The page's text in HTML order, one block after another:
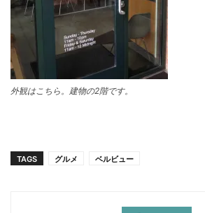
外観はこちら。建物の2階です。
TAGS グルメ ベルビュー